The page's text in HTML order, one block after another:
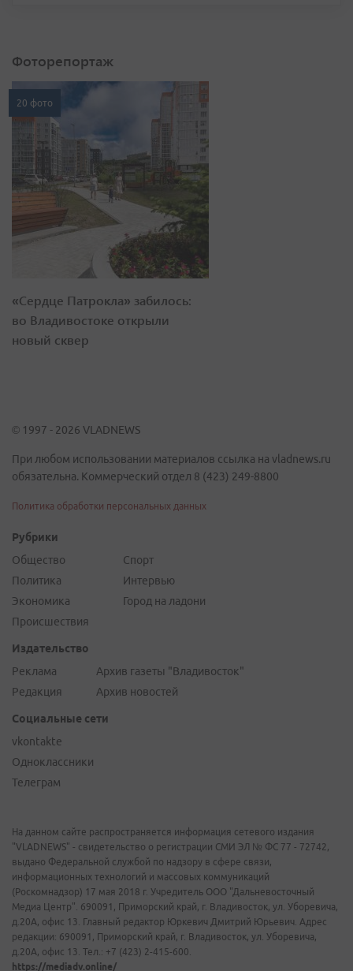
Фоторепортаж
20 фото
«Сердце Патрокла» забилось:
во Владивостоке открыли
новый сквер
© 1997 - 2026 VLADNEWS
При любом использовании материалов ссылка на vladnews.ru
обязательна. Коммерческий отдел 8 (423) 249-8800
Политика обработки персональных данных
Рубрики
Общество
Политика
Экономика
Происшествия
Спорт
Интервью
Город на ладони
Издательство
Реклама
Редакция
Архив газеты "Владивосток"
Архив новостей
Социальные сети
vkontakte
Одноклассники
Телеграм
На данном сайте распространяется информация сетевого издания
"VLADNEWS" - свидетельство о регистрации СМИ ЭЛ № ФС 77 - 72742,
выдано Федеральной службой по надзору в сфере связи,
информационных технологий и массовых коммуникаций
(Роскомнадзор) 17 мая 2018 г. Учредитель ООО "Дальневосточный
Медиа Центр". 690091, Приморский край, г. Владивосток, ул. Уборевича,
д.20А, офис 13. Главный редактор Юркевич Дмитрий Юрьевич. Адрес
редакции: 690091, Приморский край, г. Владивосток, ул. Уборевича,
д.20А, офис 13. Тел.: +7 (423) 2-415-600.
https://mediadv.online/